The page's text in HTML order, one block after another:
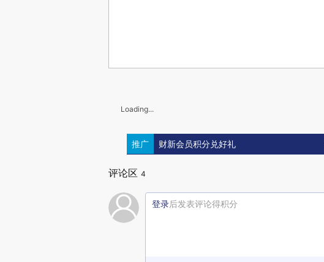
Loading...
推广 财新会员积分兑好礼
评论区 4
登录后发表评论得积分